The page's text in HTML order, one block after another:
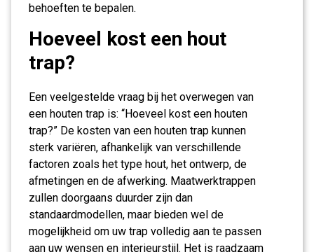
behoeften te bepalen.
Hoeveel kost een hout
trap?
Een veelgestelde vraag bij het overwegen van
een houten trap is: “Hoeveel kost een houten
trap?” De kosten van een houten trap kunnen
sterk variëren, afhankelijk van verschillende
factoren zoals het type hout, het ontwerp, de
afmetingen en de afwerking. Maatwerktrappen
zullen doorgaans duurder zijn dan
standaardmodellen, maar bieden wel de
mogelijkheid om uw trap volledig aan te passen
aan uw wensen en interieurstijl. Het is raadzaam